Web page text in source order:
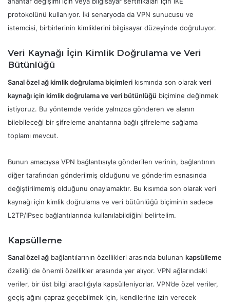
protokolünü kullanıyor. İki senaryoda da VPN sunucusu ve
istemcisi, birbirlerinin kimliklerini bilgisayar düzeyinde doğruluyor.
Veri Kaynağı İçin Kimlik Doğrulama ve Veri
Bütünlüğü
Sanal özel ağ kimlik doğrulama biçimleri kısmında son olarak veri
kaynağı için kimlik doğrulama ve veri bütünlüğü biçimine değinmek
istiyoruz. Bu yöntemde veride yalnızca gönderen ve alanın
bilebileceği bir şifreleme anahtarına bağlı şifreleme sağlama
toplamı mevcut.
Bunun amacıysa VPN bağlantısıyla gönderilen verinin, bağlantının
diğer tarafından gönderilmiş olduğunu ve gönderim esnasında
değiştirilmemiş olduğunu onaylamaktır. Bu kısımda son olarak veri
kaynağı için kimlik doğrulama ve veri bütünlüğü biçiminin sadece
L2TP/IPsec bağlantılarında kullanılabildiğini belirtelim.
Kapsülleme
Sanal özel ağ bağlantılarının özellikleri arasında bulunan kapsülleme
özelliği de önemli özellikler arasında yer alıyor. VPN ağlarındaki
veriler, bir üst bilgi aracılığıyla kapsülleniyorlar. VPN’de özel veriler,
geçiş ağını çapraz geçebilmek için, kendilerine izin verecek